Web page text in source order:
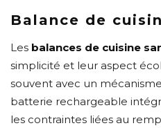
Balance de
Les balances de cuisine
simplicité et leur aspect
souvent avec un
batterie rechargeable
les contraintes liées au